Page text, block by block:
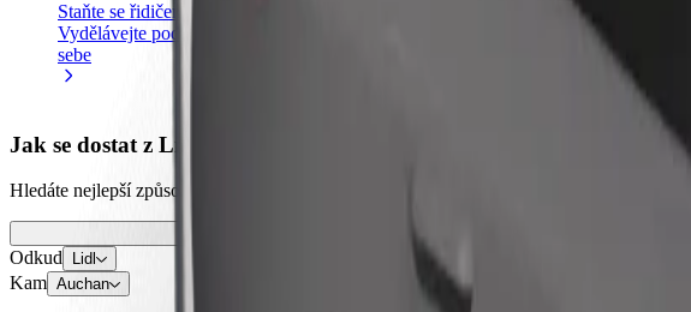
Staňte se řidičem
Vydělávejte podle
sebe
Přidejte restauraci
Oslovte více
Jak se dostat z Lidl do Auchan
Hledáte nejlepší způsob, jak se dostat z Lidl do Auchan? Prohlédněte si naše služby a
Odkud Lidl
Kam Auchan